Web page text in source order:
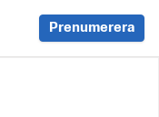
Prenumerera